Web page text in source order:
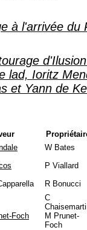
à l'arrivée du
lad, Ioritz
et Yann de
W Bates
P Viallard
R Bonucci
C
Foch
M Prunet-
Foch